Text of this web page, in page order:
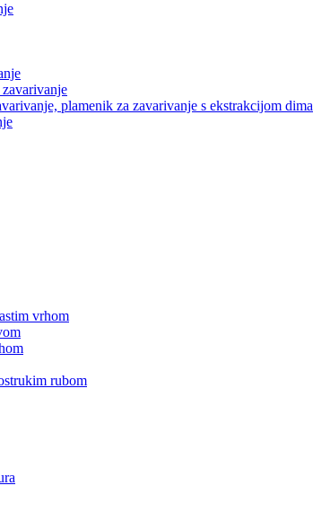
plamenik za zavarivanje s ekstrakcijom dima
vrhom
rubom